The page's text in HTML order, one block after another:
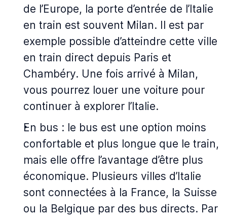
de l’Europe, la porte d’entrée de l’Italie
en train est souvent Milan. Il est par
exemple possible d’atteindre cette ville
en train direct depuis Paris et
Chambéry. Une fois arrivé à Milan,
vous pourrez louer une voiture pour
continuer à explorer l’Italie.
En bus : le bus est une option moins
confortable et plus longue que le train,
mais elle offre l’avantage d’être plus
économique. Plusieurs villes d’Italie
sont connectées à la France, la Suisse
ou la Belgique par des bus directs. Par